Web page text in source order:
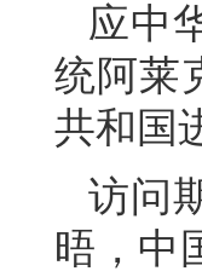
应中
统阿莱
共和国
访问
晤，中